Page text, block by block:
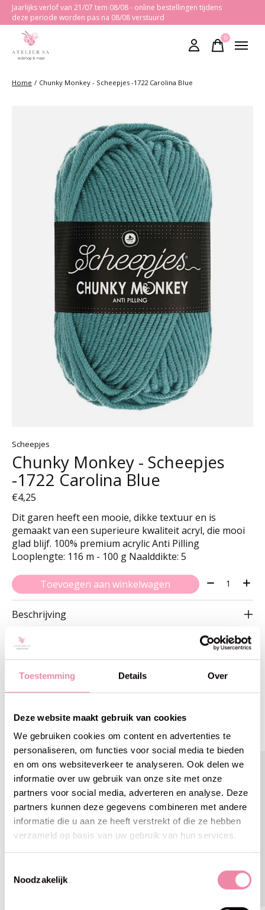
Toestemming Details Over
Deze website maakt gebruik van cookies
We gebruiken cookies om content en advertenties te
personaliseren, om functies voor social media te bieden
en om ons websiteverkeer te analyseren. Ook delen we
informatie over uw gebruik van onze site met onze
partners voor social media, adverteren en analyse. Deze
partners kunnen deze gegevens combineren met andere
informatie die u aan ze heeft verstrekt of die ze hebben
verzameld op basis van uw gebruik van hun services.
Noodzakelijk
Jaarlijks verlof van 21/07 tem 08/08 - online bestellingen tijdens
deze periode worden pas na 08/08 verstuurd
0items
Home / Chunky Monkey - Scheepjes -1722 Carolina Blue
Scheepjes
Chunky Monkey - Scheepjes
-1722 Carolina Blue
€4,25
Dit garen heeft een mooie, dikke textuur en is
gemaakt van een superieure kwaliteit acryl, die mooi
glad blijf. 100% premium acrylic Anti Pilling
Looplengte: 116 m - 100 g Naalddikte: 5
Toevoegen aan winkelwagen Aantal:
Beschrijving
Gerelateerde producten
Carousel items